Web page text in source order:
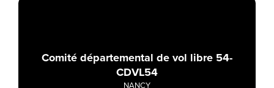
Comité départemental de vol libre 54-
CDVL54
NANCY